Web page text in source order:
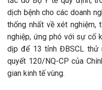
dịch bệnh cho các doanh
thống nhất về xét nghiệm,
nghiệp, ứng phó với sự cố
dịp để 13 tỉnh ĐBSCL thử
quyết 120/NQ-CP của
gian kinh tế vùng.